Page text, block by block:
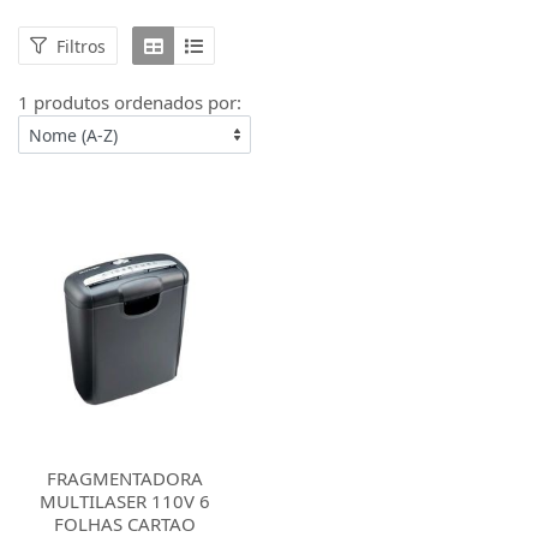
Filtros
1 produtos ordenados por:
FRAGMENTADORA
MULTILASER 110V 6
FOLHAS CARTAO